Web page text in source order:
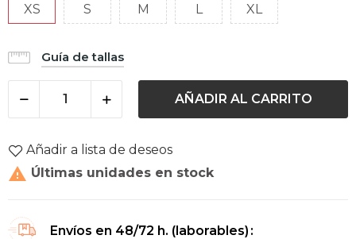
XS S M L XL
Guía de tallas
AÑADIR AL CARRITO
Añadir a lista de deseos
 Últimas unidades en stock
Envíos en 48/72 h. (laborables)